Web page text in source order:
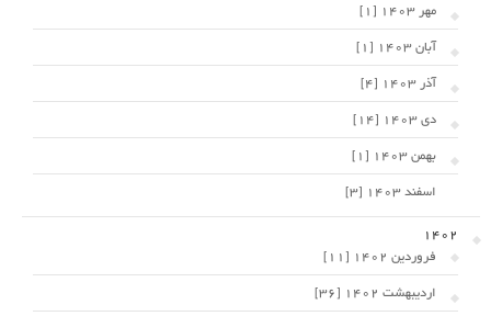
مهر 1403 [1]
آبان 1403 [1]
آذر 1403 [4]
دی 1403 [14]
بهمن 1403 [1]
اسفند 1403 [3]
1402
فروردین 1402 [11]
اردیبهشت 1402 [36]